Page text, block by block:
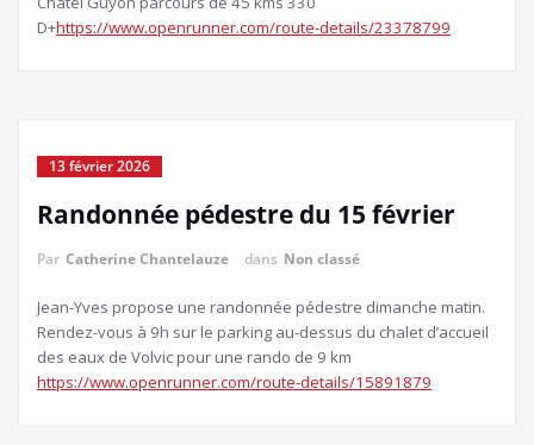
D+https://www.openrunner.com/route-details/23378799
13 février 2026
Randonnée pédestre du 15 février
Par Catherine Chantelauze dans Non classé
Jean-Yves propose une randonnée pédestre dimanche matin.
Rendez-vous à 9h sur le parking au-dessus du chalet d’accueil
des eaux de Volvic pour une rando de 9 km
https://www.openrunner.com/route-details/15891879